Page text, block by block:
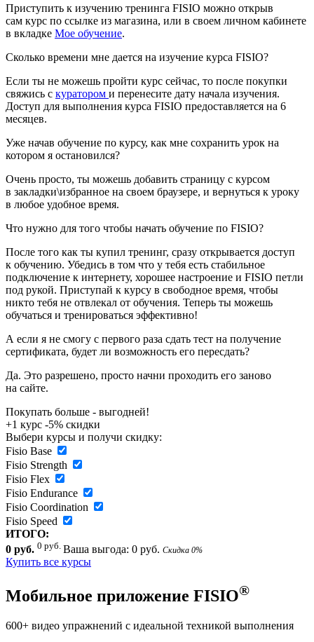
Приступить к изучению тренинга FISIO можно открыв
сам курс по ссылке из магазина, или в своем личном кабинете
в вкладке Мое обучение.
Сколько времени мне дается на изучение курса FISIO?
Если ты не можешь пройти курс сейчас, то после покупки
свяжись с куратором и перенесите дату начала изучения.
Доступ для выполнения курса FISIO предоставляется на 6
месяцев.
Уже начав обучение по курсу, как мне сохранить урок на
котором я остановился?
Очень просто, ты можешь добавить страницу с курсом
в закладки\избранное на своем браузере, и вернуться к уроку
в любое удобное время.
Что нужно для того чтобы начать обучение по FISIO?
После того как ты купил тренинг, сразу открывается доступ
к обучению. Убедись в том что у тебя есть стабильное
подключение к интернету, хорошее настроение и FISIO петли
под рукой. Приступай к курсу в свободное время, чтобы
никто тебя не отвлекал от обучения. Теперь ты можешь
обучаться и тренироваться эффективно!
А если я не смогу с первого раза сдать тест на получение
сертификата, будет ли возможность его пересдать?
Да. Это разрешено, просто начни проходить его заново
на сайте.
Покупать больше - выгодней!
+1 курс -5% скидки
Выбери курсы и получи скидку:
Fisio Base
Fisio Strength
Fisio Flex
Fisio Endurance
Fisio Coordination
Fisio Speed
ИТОГО:
0 руб. 0 руб. Ваша выгода: 0 руб. Cкидка 0%
Купить все курсы
Мобильное приложение FISIO®
600+ видео упражнений с идеальной техникой выполнения